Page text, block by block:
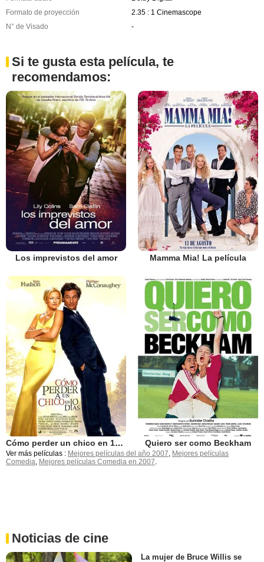
Formato de proyección
2.35 : 1 Cinemascope
N° de Visado
-
Si te gusta esta película, te
recomendamos:
Los imprevistos del amor Mamma Mia! La película
Cómo perder un chico en 10 días Quiero ser como Beckham
Ver más películas : Mejores películas del año 2007 Mejores películas
Comedia Mejores películas Comedia en 2007
Noticias de cine
La mujer de Bruce Willis se